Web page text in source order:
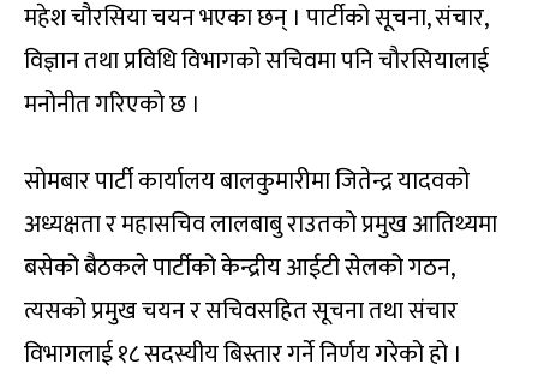
महेश चौरसिया चयन भएका छन् । पार्टीको सूचना, संचार,
विज्ञान तथा प्रविधि विभागको सचिवमा पनि चौरसियालाई
मनोनीत गरिएको छ ।
सोमबार पार्टी कार्यालय बालकुमारीमा जितेन्द्र यादवको
अध्यक्षता र महासचिव लालबाबु राउतको प्रमुख आतिथ्यमा
बसेको बैठकले पार्टीको केन्द्रीय आईटी सेलको गठन,
त्यसको प्रमुख चयन र सचिवसहित सूचना तथा संचार
विभागलाई १८ सदस्यीय बिस्तार गर्ने निर्णय गरेको हो ।